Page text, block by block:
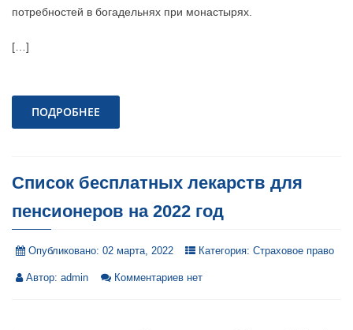
потребностей в богадельнях при монастырях.
[…]
ПОДРОБНЕЕ
Список бесплатных лекарств для
пенсионеров на 2022 год
Опубликовано: 02 марта, 2022 Категория: Страховое право
Автор: admin Комментариев нет